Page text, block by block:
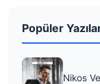
Popüler
Nikos